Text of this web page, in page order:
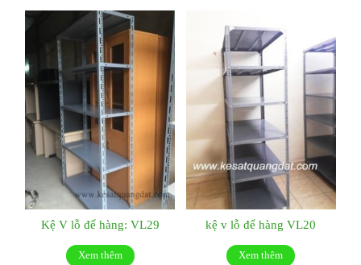
Kệ V lỗ để hàng: VL29
Xem thêm
kệ v lỗ để hàng VL20
Xem thêm